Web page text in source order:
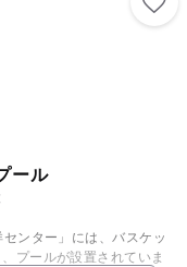
ール
ンター」には、バスケッ
プールが設置されていま